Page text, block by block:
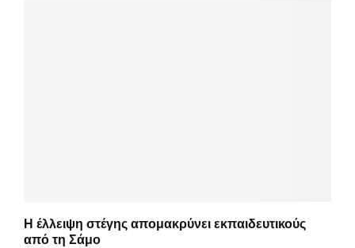
Η έλλειψη στέγης απομακρύνει εκπαιδευτικούς
από τη Σάμο